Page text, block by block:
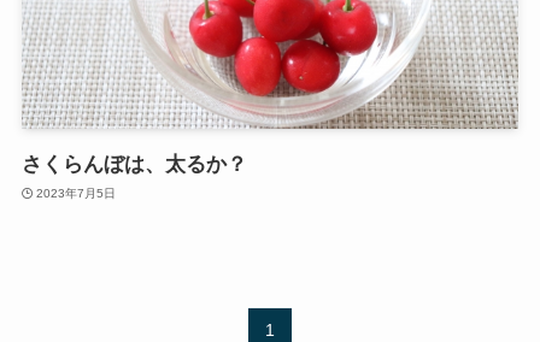
さくらんぼは、太るか？
2023年7月5日
1